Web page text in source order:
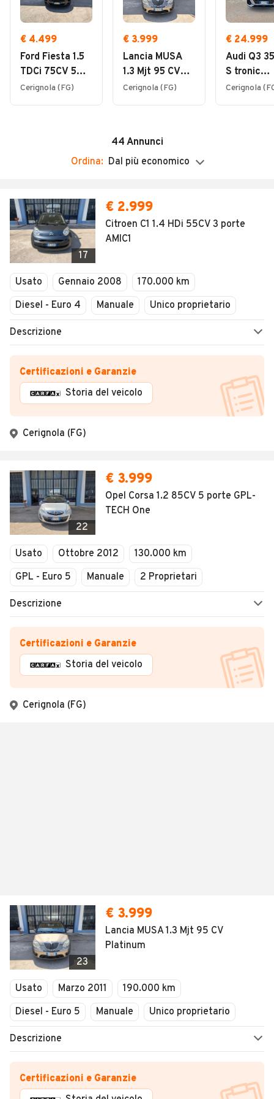
08:30 - 13:00
Domenica
Chiuso
mettendo a disposizione della clientela servizi a
360° .
Soccorso stradale
Consegna a domicilio
Vendita per telefono
Sostituzione cristalli
Assicurazioni
Sanificazione interni
€ 4.499
Ford Fiesta 1.5
TDCi 75CV 5
porte
Cerignola (FG)
€ 3.999
Lancia MUSA
1.3 Mjt 95 CV
Platinum
Cerignola (FG)
€ 24.999
Audi Q3
S tronic
Business
Cerignola
44 Annunci
Ordina: Dal più economico
17
€ 2.999
Citroen C1 1.4 HDi 55CV 3 porte
AMIC1
Usato Gennaio 2008
170.000 km
Diesel - Euro 4
Manuale Unico proprietario
Descrizione
Certificazioni e Garanzie
Storia del veicolo
Cerignola (FG)
22
€ 3.999
Opel Corsa 1.2 85CV 5 porte GPL-
TECH One
Usato Ottobre 2012
130.000 km
GPL - Euro 5
Manuale 2 Proprietari
Descrizione
Certificazioni e Garanzie
Storia del veicolo
Cerignola (FG)
23
€ 3.999
Lancia MUSA 1.3 Mjt 95 CV
Platinum
Usato Marzo 2011
190.000 km
Diesel - Euro 5
Manuale Unico proprietario
Descrizione
Certificazioni e Garanzie